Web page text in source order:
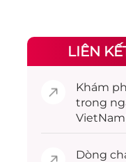
LIÊN
Khám
trong
Dòng